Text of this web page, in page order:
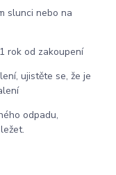
slunci nebo na
rok od zakoupení
ujistěte se, že je
odpadu,